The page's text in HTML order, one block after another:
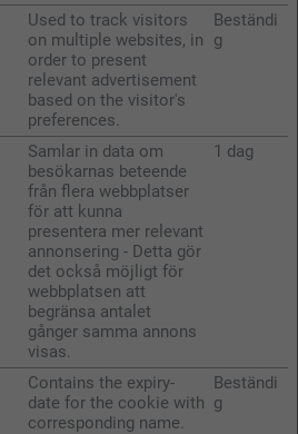
Used to track visitors
on multiple websites, in
order to present
relevant advertisement
based on the visitor's
preferences.
Beständi
g
Samlar in data om
besökarnas beteende
från flera webbplatser
för att kunna
presentera mer relevant
annonsering - Detta gör
det också möjligt för
webbplatsen att
begränsa antalet
gånger samma annons
visas.
1 dag
Contains the expiry-
date for the cookie with
corresponding name.
Beständi
g